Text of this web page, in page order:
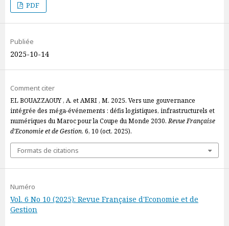
PDF
Publiée
2025-10-14
Comment citer
EL BOUAZZAOUY , A. et AMRI , M. 2025. Vers une gouvernance
intégrée des méga-événements : défis logistiques, infrastructurels et
numériques du Maroc pour la Coupe du Monde 2030.Revue Française
d’Economie et de Gestion. 6, 10 (oct. 2025).
Formats de citations
Numéro
Vol. 6 No 10 (2025): Revue Française d'Economie et de
Gestion